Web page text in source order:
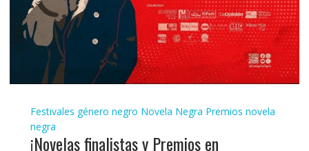
Festivales género negro Novela Negra Premios novela
negra
¡Novelas finalistas y Premios en